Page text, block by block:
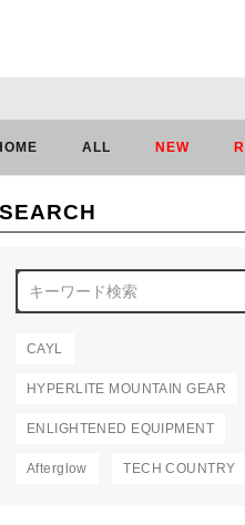
ALL NEW
SEARCH
CAYL
HYPERLITE MOUNTAIN GEAR
ENLIGHTENED EQUIPMENT
Afterglow TECH COUNTRY